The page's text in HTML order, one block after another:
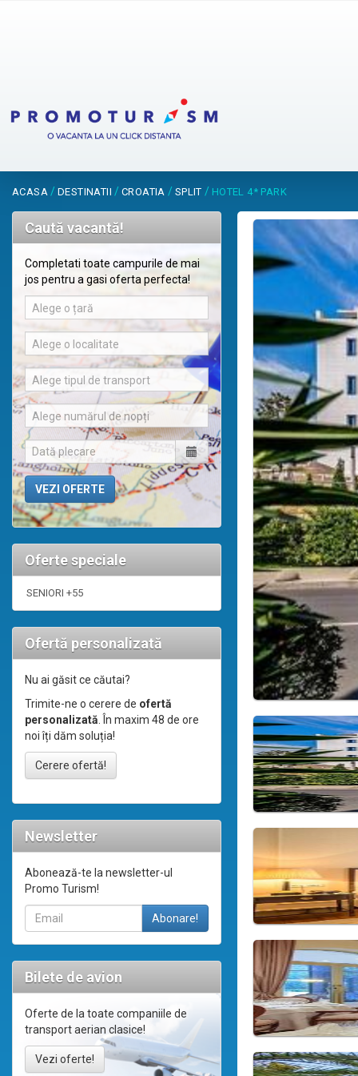
ACASA / DESTINATII / CROATIA / SPLIT / HOTEL 4* PARK
Caută vacantă!
Completati toate campurile de mai
jos pentru a gasi oferta perfecta!
Alege o țară
Alege o localitate
Alege tipul de transport
Alege numărul de nopți
Oferte speciale
SENIORI +55
Ofertă personalizată
Nu ai găsit ce căutai?
Trimite-ne o cerere de ofertă
personalizată. În maxim 48 de ore
noi îți dăm soluția!
Cerere ofertă!
Newsletter
Abonează-te la newsletter-ul
Promo Turism!
Bilete de avion
Oferte de la toate companiile de
transport aerian clasice!
Vezi oferte!